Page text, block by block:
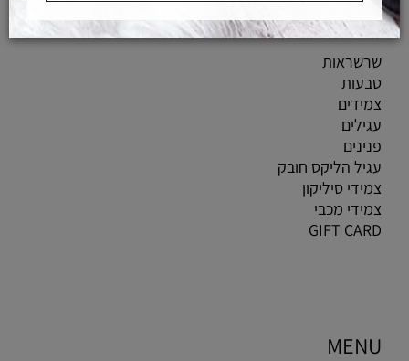
CATEGORIES
שרשראות
טבעות
צמידים
עגילים
פנינים
עגיל הליקס חובק
צמידי סיליקון
צמידי מכבי
GIFT CARD
MENU